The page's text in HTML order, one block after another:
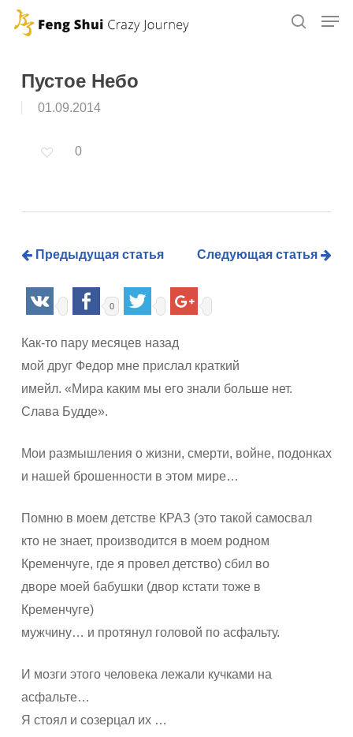
Skip
contentПустое Небо
01.09.2014
0
Предыдущая статья Следующая статья
0
Как-то пару месяцев назад
мой друг Федор мне прислал краткий
имейл. «Мира каким мы его знали больше нет.
Слава Будде».
Мои размышления о жизни, смерти, войне, подонках
и нашей брошенности в этом мире…
Помню в моем детстве КРАЗ (это такой самосвал
кто не знает, производится в моем родном
Кременчуге, где я провел детство) сбил во
дворе моей бабушки (двор кстати тоже в
Кременчуге)
мужчину… и протянул головой по асфальту.
И мозги этого человека лежали кучками на
асфальте…
Я стоял и созерцал их …